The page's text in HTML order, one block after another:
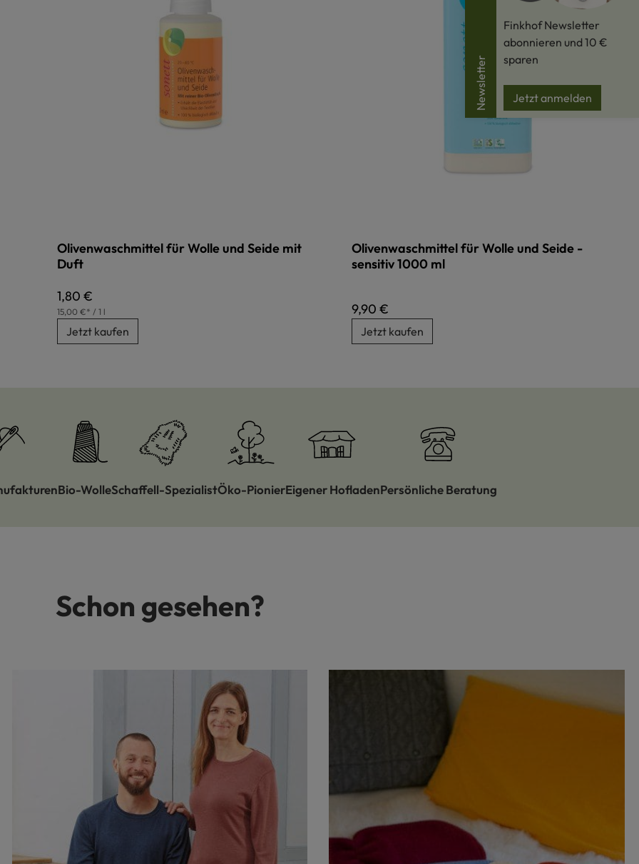
Olivenwaschmittel für Wolle und Seide mit
Duft
Regulärer Preis:
1,80 €
15,00 €* / 1 l
Jetzt kaufen
Olivenwaschmittel für Wolle und Seide -
sensitiv 1000 ml
Regulärer Preis:
9,90 €
Jetzt kaufen
Bio-WolleSchaffell-SpezialistÖko-PionierEigener HofladenPersönliche Beratung
Schon gesehen?
Newsletter
Finkhof Newsletter
abonnieren und 10 €
sparen
Jetzt anmelden